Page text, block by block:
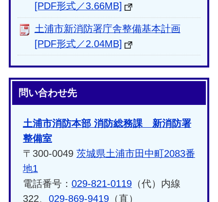
[PDF形式／3.66MB]
土浦市新消防署庁舎整備基本計画
[PDF形式／2.04MB]
問い合わせ先
土浦市消防本部 消防総務課 新消防署
整備室
〒300-0049 茨城県土浦市田中町2083番
地1
電話番号： 029-821-0119（代）内線
322、 029-869-9419（直）